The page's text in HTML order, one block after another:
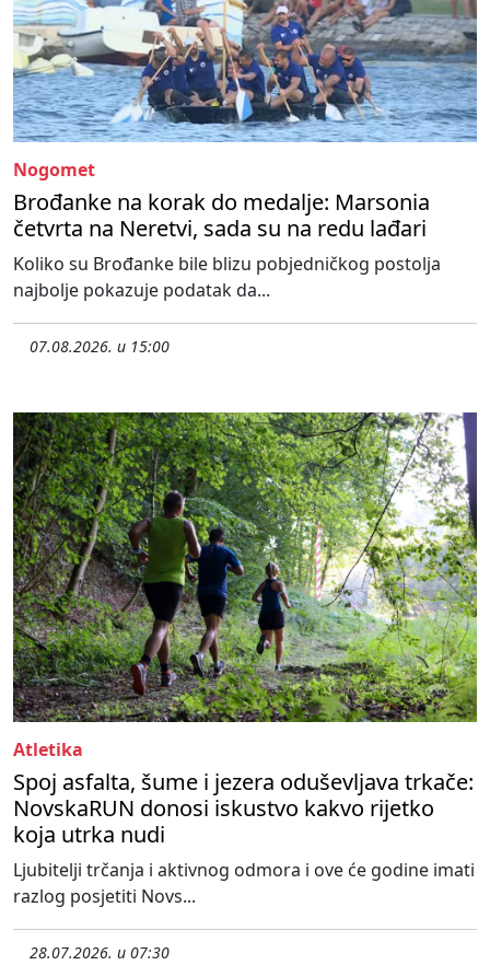
Nogomet
Brođanke na korak do medalje: Marsonia
četvrta na Neretvi, sada su na redu lađari
Koliko su Brođanke bile blizu pobjedničkog postolja
najbolje pokazuje podatak da...
07.08.2026. u 15:00
Atletika
Spoj asfalta, šume i jezera oduševljava trkače:
NovskaRUN donosi iskustvo kakvo rijetko
koja utrka nudi
Ljubitelji trčanja i aktivnog odmora i ove će godine imati
razlog posjetiti Novs...
28.07.2026. u 07:30